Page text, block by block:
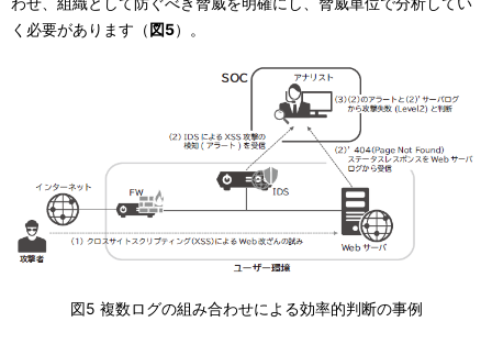
く必要があります（図5）。
図5 複数ログの組み合わせによる効率的判断の事例